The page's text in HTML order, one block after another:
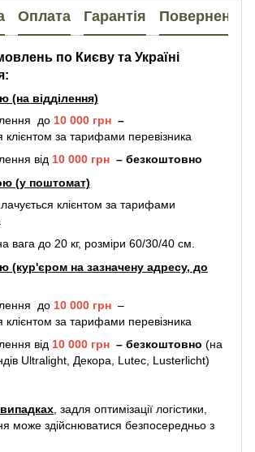
Оплата Гарантія Повернення
по Києву та Україні
відділення)
до 10 000 грн –
клієнтом за тарифами перевізника
від 10 000 грн – безкоштовно
(у поштомат)
клієнтом за тарифами
вага до 20 кг, розміри 60/30/40 см.
на зазначену адресу, до
до 10 000 грн –
клієнтом за тарифами перевізника
від 10 000 грн – безкоштовно (на
Ultralight, Декора, Lutec, Lusterlicht)
, задля оптимізації логістики,
може здійснюватися безпосередньо з